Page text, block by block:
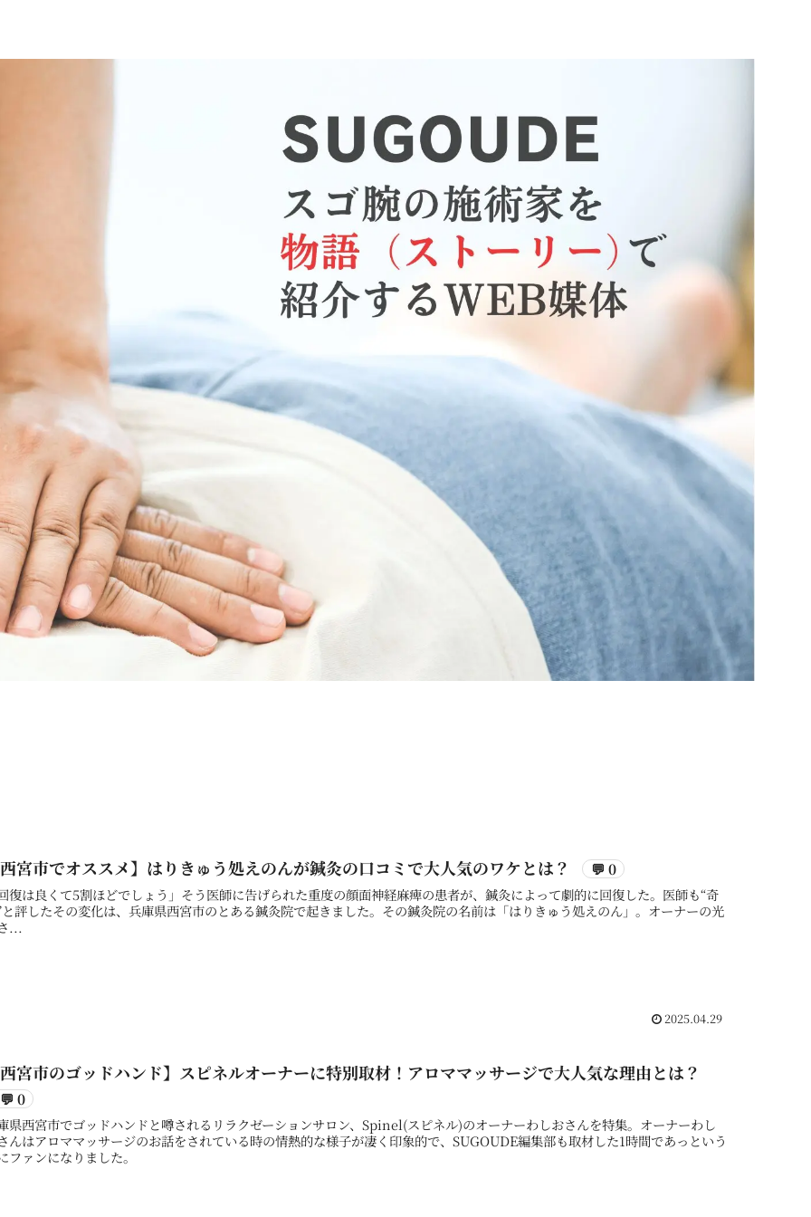
宮市でオススメ】はりきゅう処えのんが鍼灸の口コミで大人気のワケとは？ 💬 0
復は良くて5割ほどでしょう」そう医師に告げられた重度の顔面神経麻痺の患者が、鍼灸によって劇的に回復した。医師も“奇
と評したその変化は、兵庫県西宮市のとある鍼灸院で起きました。その鍼灸院の名前は「はりきゅう処えのん」。オーナーの光
...
2025.04.29
宮市のゴッドハンド】スピネルオーナーに特別取材！アロママッサージで大人気な理由とは？
💬 0
県西宮市でゴッドハンドと噂されるリラクゼーションサロン、Spinel(スピネル)のオーナーわしおさんを特集。オーナーわし
んはアロママッサージのお話をされている時の情熱的な様子が凄く印象的で、SUGOUDE編集部も取材した1時間であっという
ファンになりました。